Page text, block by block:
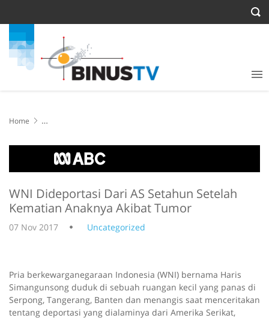
Home
Tumor
WNI Dideportasi Dari AS Setahun Setelah
Kematian Anaknya Akibat Tumor
07 Nov 2017 Uncategorized
Pria berkewarganegaraan Indonesia (WNI) bernama Haris
Simangunsong duduk di sebuah ruangan kecil yang panas di
Serpong, Tangerang, Banten dan menangis saat menceritakan
tentang deportasi yang dialaminya dari Amerika Serikat,